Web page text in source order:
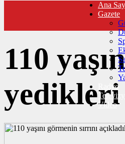
FOTO
VIDEO
Ana
Gazete
Radyo
Video
110
yedikleri